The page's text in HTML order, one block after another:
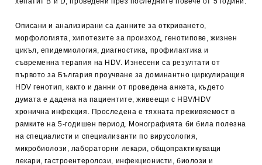
Описани и анализирани са данните за откриването,
морфологията, хипотезите за произход, генотипове, жизнен
цикъл, епидемиология, диагностика, профилактика и
съвременна терапия на HDV. Изнесени са резултати от
първото за България проучване за доминантно циркулиращия
HDV генотип, както и данни от проведена анкета, където
думата е дадена на пациентите, живеещи с HBV/HDV
хронична инфекция. Проследена е тяхната преживяемост в
рамките на 5-годишен период. Монографията би била полезна
на специалисти и специализанти по вирусология,
микробиолози, лабораторни лекари, общопрактикуващи
лекари, гастроентеролози, инфекционисти, биолози и